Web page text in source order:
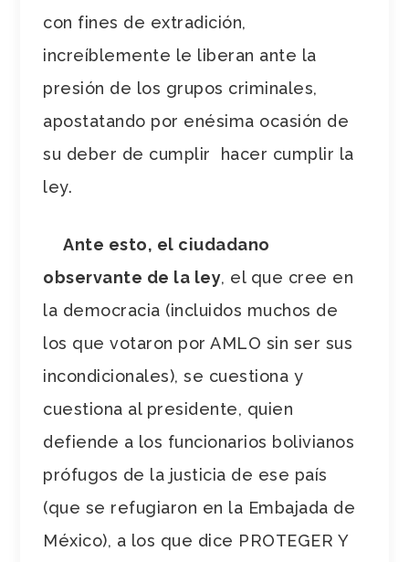
con fines de extradición,
increíblemente le liberan ante la
presión de los grupos criminales,
apostatando por enésima ocasión de
su deber de cumplir hacer cumplir la
ley.
Ante esto, el ciudadano
observante de la ley, el que cree en
la democracia (incluidos muchos de
los que votaron por AMLO sin ser sus
incondicionales), se cuestiona y
cuestiona al presidente, quien
defiende a los funcionarios bolivianos
prófugos de la justicia de ese país
(que se refugiaron en la Embajada de
México), a los que dice PROTEGER Y